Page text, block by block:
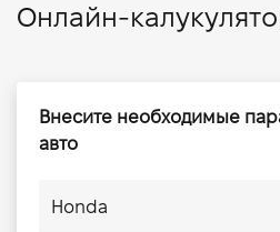
Онлайн-
Внесите необходимые
авто